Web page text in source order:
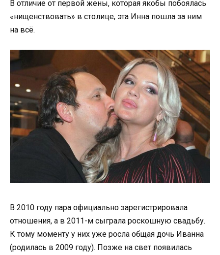
В отличие от первой жены, которая якобы побоялась
«нищенствовать» в столице, эта Инна пошла за ним
на всё.
В 2010 году пара официально зарегистрировала
отношения, а в 2011-м сыграла роскошную свадьбу.
К тому моменту у них уже росла общая дочь Иванна
(родилась в 2009 году). Позже на свет появилась